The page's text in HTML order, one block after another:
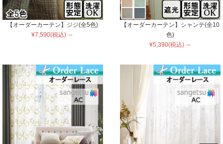
【オーダーカーテン】ジジ(全5色)
¥7,590(税込) ～
【オーダーカーテン】シャンテ(全10
色)
¥5,390(税込) ～